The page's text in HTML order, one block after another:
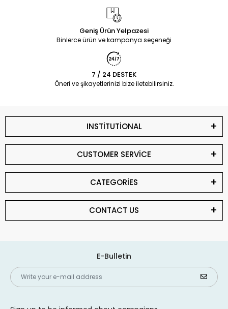
Geniş Ürün Yelpazesi
Binlerce ürün ve kampanya seçeneği
7 / 24 DESTEK
Öneri ve şikayetlerinizi bize iletebilirsiniz.
INSTİTUTİONAL
CUSTOMER SERVİCE
CATEGORİES
CONTACT US
E-Bulletin